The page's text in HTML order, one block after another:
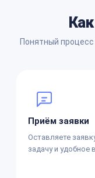
Понятный
Приём заявки
Оставляете
задачу и удобное